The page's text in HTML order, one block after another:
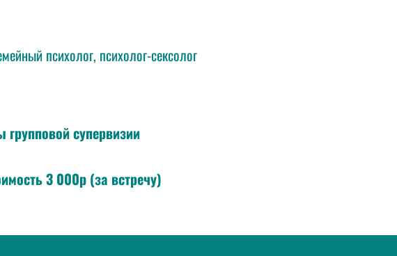
психолог, психолог-сексолог
супервизии
3 000р (за встречу)